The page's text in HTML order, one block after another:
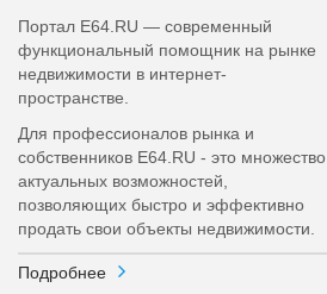
Портал E64.RU — современный
функциональный помощник на рынке
недвижимости в интернет-
пространстве.
Для профессионалов рынка и
собственников E64.RU - это множество
актуальных возможностей,
позволяющих быстро и эффективно
продать свои объекты недвижимости.
Подробнее